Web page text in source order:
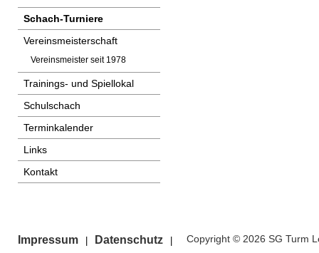
Schach-Turniere
Vereinsmeisterschaft
Vereinsmeister seit 1978
Trainings- und Spiellokal
Schulschach
Terminkalender
Links
Kontakt
Impressum Datenschutz Copyright © 2026 SG Turm